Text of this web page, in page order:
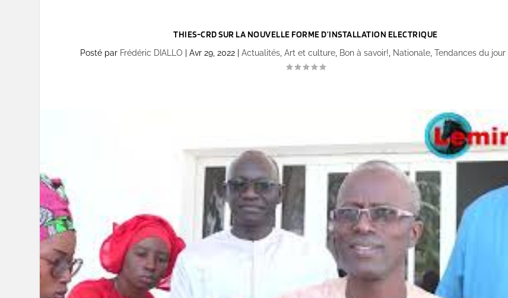
THIES-CRD SUR LA NOUVELLE FORME D’INSTALLATION ELECTRIQUE
Posté par Frédéric DIALLO Avr 29, 2022| Actualités, Art et culture, Bon à savoir! Nationale, Tendances du jour|